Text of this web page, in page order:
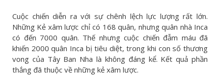
Cuộc chiến diễn ra với sự chênh lệch lực lượng rất lớn.
Những Kẻ xâm lược chỉ có 168 quân, nhưng quân nhà Inca
có đến 7000 quân. Thế nhưng cuộc chiến đẫm máu đã
khiến 2000 quân Inca bị tiêu diệt, trong khi con số thương
vong của Tây Ban Nha là không đáng kể. Kết quả phần
thắng đã thuộc về những kẻ xâm lược.